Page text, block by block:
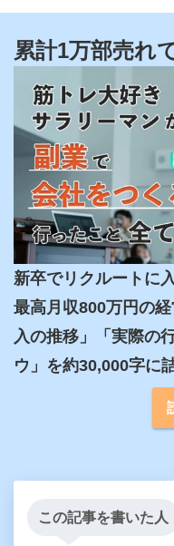
累計1万部売れ
新卒でリクルートに
最高月収800万円の
入の推移」「実際の
ウ」を約30,000字に
この記事を書いた人